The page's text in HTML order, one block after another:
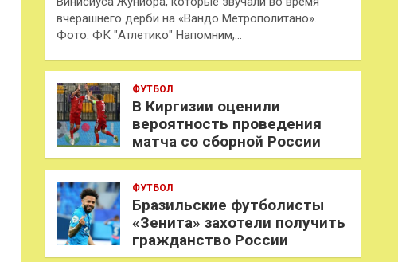
вчерашнего дерби на «Вандо Метрополитано».
Фото: ФК "Атлетико" Напомним,…
ФУТБОЛ
В Киргизии оценили
вероятность проведения
матча со сборной России
ФУТБОЛ
Бразильские футболисты
«Зенита» захотели получить
гражданство России